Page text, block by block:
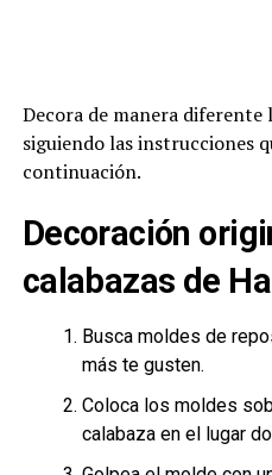
Decora de manera diferente
siguiendo las instrucciones
continuación.
Decoración
calabazas de
Busca moldes de
más te gusten.
Coloca los moldes
calabaza en el lugar